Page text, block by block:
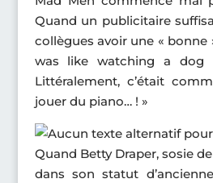
Quand un publicitaire
collègues avoir une « bonne
was like watching a dog
Littéralement, c’était
jouer du piano… ! »
Quand Betty Draper, sosie
dans son statut